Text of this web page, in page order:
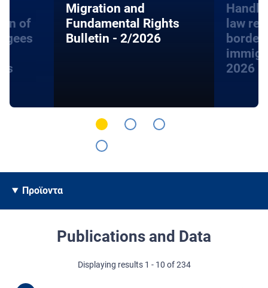
of
Migration and
Fundamental Rights
Bulletin - 2/2026
law
2026
Προϊοντα
Publications and Data
Displaying results 1 - 10 of 234